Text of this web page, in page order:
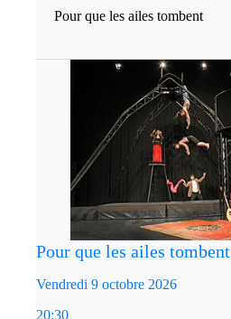
Pour que les ailes tombent
Pour que les ailes tombent
Vendredi 9 octobre 2026
20:30